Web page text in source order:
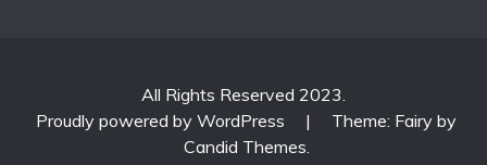
All Rights Reserved 2023.
Proudly powered by WordPress
|
Theme: Fairy by
Candid Themes